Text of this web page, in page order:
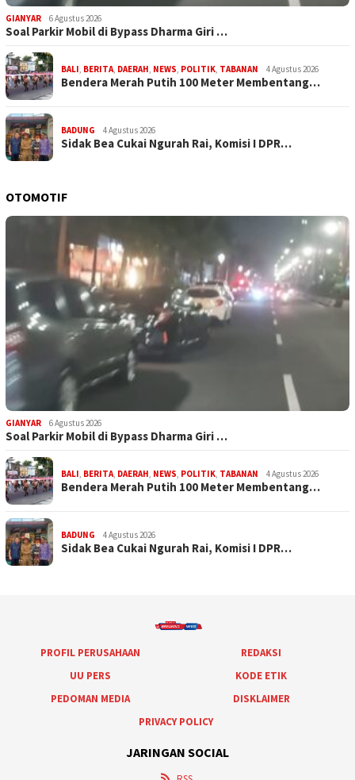
GIANYAR 6 Agustus 2026
Soal Parkir Mobil di Bypass Dharma Giri …
BALI, BERITA, DAERAH, NEWS, POLITIK, TABANAN 4 Agustus 2026
Bendera Merah Putih 100 Meter Membentang…
BADUNG 4 Agustus 2026
Sidak Bea Cukai Ngurah Rai, Komisi I DPR…
OTOMOTIF
GIANYAR 6 Agustus 2026
Soal Parkir Mobil di Bypass Dharma Giri …
BALI, BERITA, DAERAH, NEWS, POLITIK, TABANAN 4 Agustus 2026
Bendera Merah Putih 100 Meter Membentang…
BADUNG 4 Agustus 2026
Sidak Bea Cukai Ngurah Rai, Komisi I DPR…
PROFIL PERUSAHAAN
REDAKSI
UU PERS
KODE ETIK
PEDOMAN MEDIA
DISKLAIMER
PRIVACY POLICY
JARINGAN SOCIAL